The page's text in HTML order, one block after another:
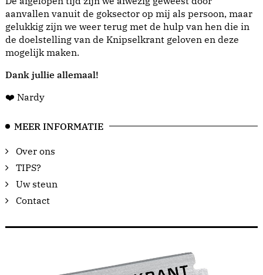
aanvallen vanuit de goksector op mij als persoon, maar
gelukkig zijn we weer terug met de hulp van hen die in
de doelstelling van de Knipselkrant geloven en deze
mogelijk maken.
Dank jullie allemaal!
❤️ Nardy
MEER INFORMATIE
Over ons
TIPS?
Uw steun
Contact